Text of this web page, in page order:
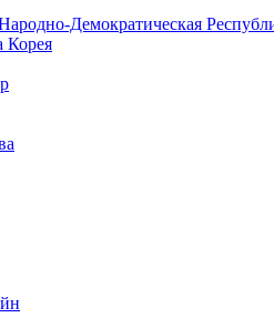
Демократическая
Корея